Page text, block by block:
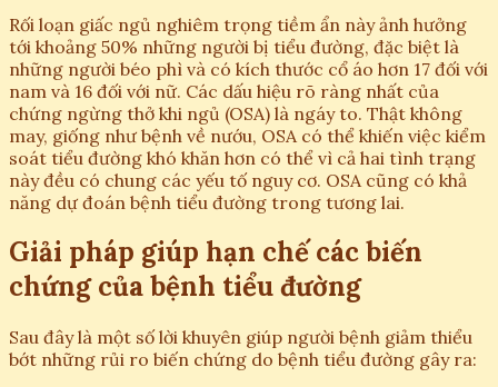
Rối loạn giấc ngủ nghiêm trọng tiềm ẩn này ảnh hưởng
tới khoảng 50% những người bị tiểu đường, đặc biệt là
những người béo phì và có kích thước cổ áo hơn 17 đối với
nam và 16 đối với nữ. Các dấu hiệu rõ ràng nhất của
chứng ngừng thở khi ngủ (OSA) là ngáy to. Thật không
may, giống như bệnh về nướu, OSA có thể khiến việc kiểm
soát tiểu đường khó khăn hơn có thể vì cả hai tình trạng
này đều có chung các yếu tố nguy cơ. OSA cũng có khả
năng dự đoán bệnh tiểu đường trong tương lai.
Giải pháp giúp hạn chế các biến
chứng của bệnh tiểu đường
Sau đây là một số lời khuyên giúp người bệnh giảm thiểu
bớt những rủi ro biến chứng do bệnh tiểu đường gây ra: